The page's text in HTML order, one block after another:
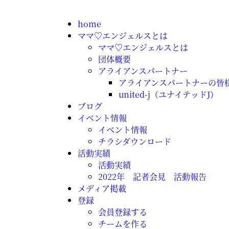
home
ママ♡エンジェルスとは
ママ♡エンジェルスとは
団体概要
アライアンスパートナー
アライアンスパートナーの皆
united-j（ユナイテッドJ）
ブログ
イベント情報
イベント情報
チラシダウンロード
活動実績
活動実績
2022年 記者会見 活動報告
メディア掲載
登録
会員登録する
チームを作る